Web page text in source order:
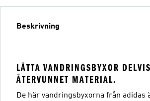
Beskrivning
LÄTTA VANDRINGSBYXOR
ÅTERVUNNET MATERIAL.
De här vandringsbyxorna från adidas